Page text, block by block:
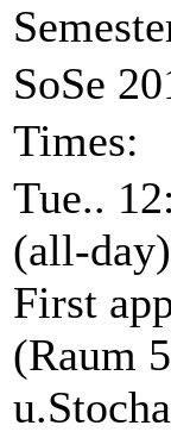
SoSe
Times:
Tue..
(all-day)
First
(Raum